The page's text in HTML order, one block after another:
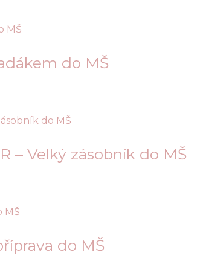
do MŠ
– Velký zásobník do MŠ
do MŠ